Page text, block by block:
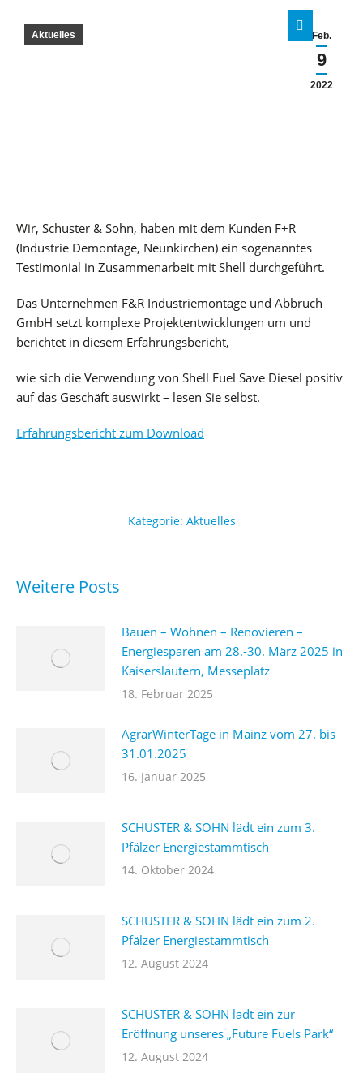
Feb.
9
2022
Aktuelles
Wir, Schuster & Sohn, haben mit dem Kunden F+R
(Industrie Demontage, Neunkirchen) ein sogenanntes
Testimonial in Zusammenarbeit mit Shell durchgeführt.
Das Unternehmen F&R Industriemontage und Abbruch
GmbH setzt komplexe Projektentwicklungen um und
berichtet in diesem Erfahrungsbericht,
wie sich die Verwendung von Shell Fuel Save Diesel positiv
auf das Geschäft auswirkt – lesen Sie selbst.
Erfahrungsbericht zum Download
Kategorie: Aktuelles
Weitere Posts
Bauen – Wohnen – Renovieren –
Energiesparen am 28.-30. März 2025 in
Kaiserslautern, Messeplatz
18. Februar 2025
AgrarWinterTage in Mainz vom 27. bis
31.01.2025
16. Januar 2025
SCHUSTER & SOHN lädt ein zum 3.
Pfälzer Energiestammtisch
14. Oktober 2024
SCHUSTER & SOHN lädt ein zum 2.
Pfälzer Energiestammtisch
12. August 2024
SCHUSTER & SOHN lädt ein zur
Eröffnung unseres „Future Fuels Park“
12. August 2024